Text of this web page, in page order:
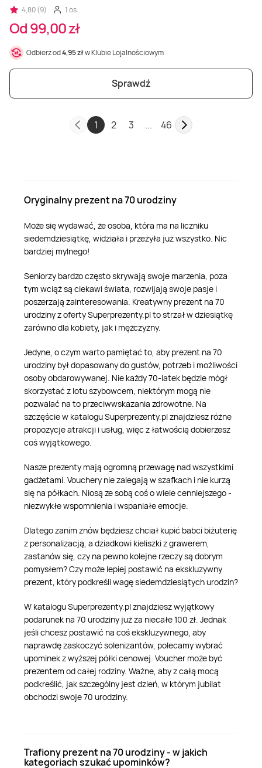
4,80 (9)
1 os.
Od 99,00 zł
Odbierz od4,95 złw Klubie Lojalnościowym
Sprawdź
1 2 3 ... 46
Oryginalny prezent na 70 urodziny
Może się wydawać, że osoba, która ma na liczniku
siedemdziesiątkę, widziała i przeżyła już wszystko. Nic
bardziej mylnego!
Seniorzy bardzo często skrywają swoje marzenia, poza
tym wciąż są ciekawi świata, rozwijają swoje pasje i
poszerzają zainteresowania. Kreatywny prezent na 70
urodziny z oferty Superprezenty.pl to strzał w dziesiątkę
zarówno dla kobiety, jak i mężczyzny.
Jedyne, o czym warto pamiętać to, aby prezent na 70
urodziny był dopasowany do gustów, potrzeb i możliwości
osoby obdarowywanej. Nie każdy 70-latek będzie mógł
skorzystać z lotu szybowcem, niektórym mogą nie
pozwalać na to przeciwwskazania zdrowotne. Na
szczęście w katalogu Superprezenty.pl znajdziesz różne
propozycje atrakcji i usług, więc z łatwością dobierzesz
coś wyjątkowego.
Nasze prezenty mają ogromną przewagę nad wszystkimi
gadżetami. Vouchery nie zalegają w szafkach i nie kurzą
się na półkach. Niosą ze sobą coś o wiele cenniejszego -
niezwykłe wspomnienia i wspaniałe emocje.
Dlatego zanim znów będziesz chciał kupić babci biżuterię
z personalizacją, a dziadkowi kieliszki z grawerem,
zastanów się, czy na pewno kolejne rzeczy są dobrym
pomysłem? Czy może lepiej postawić na ekskluzywny
prezent, który podkreśli wagę siedemdziesiątych urodzin?
W katalogu Superprezenty.pl znajdziesz wyjątkowy
podarunek na 70 urodziny już za niecałe 100 zł. Jednak
jeśli chcesz postawić na coś ekskluzywnego, aby
naprawdę zaskoczyć solenizantów, polecamy wybrać
upominek z wyższej półki cenowej. Voucher może być
prezentem od całej rodziny. Ważne, aby z całą mocą
podkreślić, jak szczególny jest dzień, w którym jubilat
obchodzi swoje 70 urodziny.
Trafiony prezent na 70 urodziny - w jakich
kategoriach szukać upominków?